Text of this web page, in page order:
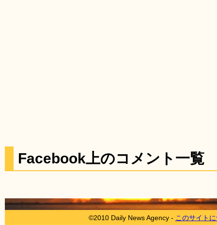
Facebook上のコメント一覧
©2010 Daily News Agency - このサイト